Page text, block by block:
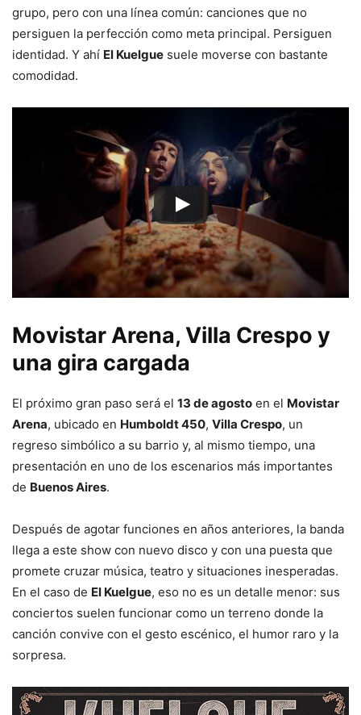
grupo, pero con una línea común: canciones que no
persiguen la perfección como meta principal. Persiguen
identidad. Y ahí El Kuelgue suele moverse con bastante
comodidad.
Movistar Arena, Villa Crespo y
una gira cargada
El próximo gran paso será el 13 de agosto en el Movistar
Arena, ubicado en Humboldt 450, Villa Crespo, un
regreso simbólico a su barrio y, al mismo tiempo, una
presentación en uno de los escenarios más importantes
de Buenos Aires.
Después de agotar funciones en años anteriores, la banda
llega a este show con nuevo disco y con una puesta que
promete cruzar música, teatro y situaciones inesperadas.
En el caso de El Kuelgue, eso no es un detalle menor: sus
conciertos suelen funcionar como un terreno donde la
canción convive con el gesto escénico, el humor raro y la
sorpresa.